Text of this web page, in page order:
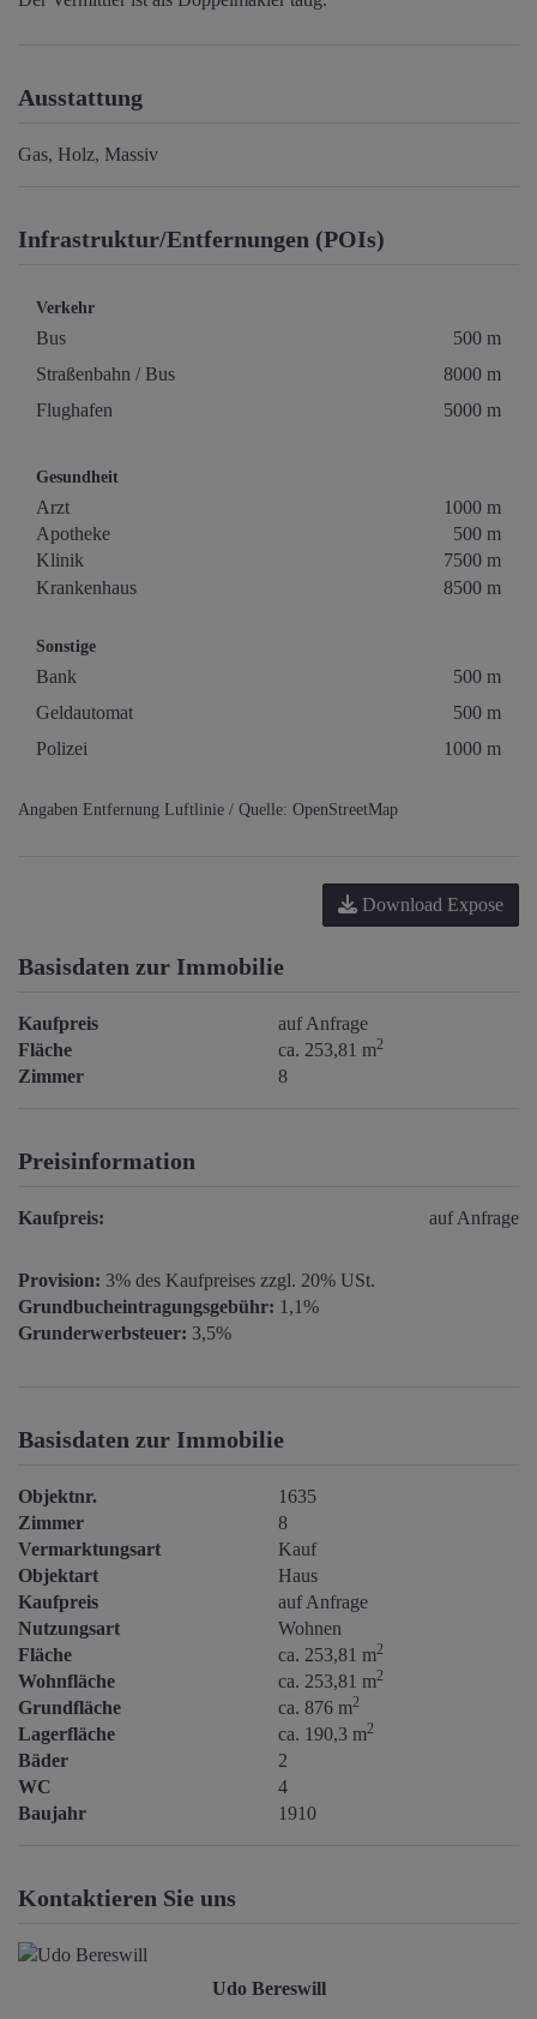
Ausstattung
Gas Holz Massiv
Infrastruktur/Entfernungen (POIs)
Verkehr
Bus
500 m
Straßenbahn / Bus
8000 m
Flughafen
5000 m
Gesundheit
Arzt
1000 m
Apotheke
500 m
Klinik
7500 m
Krankenhaus
8500 m
Sonstige
Bank
500 m
Geldautomat
500 m
Polizei
1000 m
Angaben Entfernung Luftlinie / Quelle: OpenStreetMap
Download Expose
Basisdaten zur Immobilie
Kaufpreis
auf Anfrage
Fläche
ca. 253,81 m2
Zimmer 8
Preisinformation
Kaufpreis: auf Anfrage
Provision: 3% des Kaufpreises zzgl. 20% USt.
Grundbucheintragungsgebühr: 1,1%
Grunderwerbsteuer: 3,5%
Basisdaten zur Immobilie
Objektnr.
1635
Zimmer
8
Vermarktungsart
Kauf
Objektart
Haus
Kaufpreis
auf Anfrage
Nutzungsart
Wohnen
Fläche
ca. 253,81 m2
Wohnfläche ca. 253,81 m2
Grundfläche ca. 876 m2
Lagerfläche ca. 190,3 m2
Bäder
2
WC
4
Baujahr
1910
Kontaktieren Sie uns
Udo Bereswill